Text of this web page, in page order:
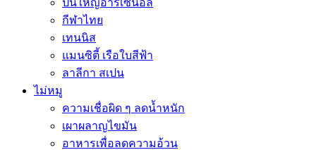
ปืนใหญ่อาร์เซนอล
กีฬาไทย
เทนนิส
แมนซิตี้ เรือใบสีฟ้า
ลาลีกา สเปน
ไม่หมู
ความเชื่อผิด ๆ ลดน้ำหนัก
เผาผลาญไขมัน
อาหารเพื่อลดความอ้วน